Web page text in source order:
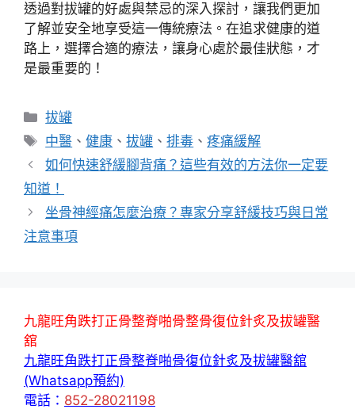
透過對拔罐的好處與禁忌的深入探討，讓我們更加
了解並安全地享受這一傳統療法。在追求健康的道
路上，選擇合適的療法，讓身心處於最佳狀態，才
是最重要的！
分
類
拔罐
標
籤
中醫 、健康 、拔罐 、排毒 、疼痛緩解
如何快速舒緩腳背痛？這些有效的方法你一定要
知道！
坐骨神經痛怎麼治療？專家分享舒緩技巧與日常
注意事項
九龍旺角跌打正骨整脊啪骨整骨復位針炙及拔罐醫
舘
九龍旺角跌打正骨整脊啪骨復位針炙及拔罐醫舘
(Whatsapp預約)
電話： 852-28021198